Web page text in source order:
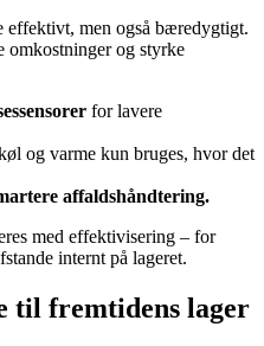
men også bæredygtigt.
omkostninger og styrke
for lavere
og varme kun bruges, hvor det
affaldshåndtering.
med effektivisering – for
internt på lageret.
til fremtidens lager